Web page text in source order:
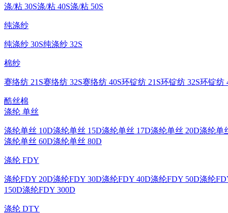
涤/粘 30S涤/粘 40S涤/粘 50S
纯涤纱
纯涤纱 30S纯涤纱 32S
棉纱
赛络纺 21S赛络纺 32S赛络纺 40S环锭纺 21S环锭纺 32S环锭纺
酷丝棉
涤纶 单丝
涤纶单丝 10D涤纶单丝 15D涤纶单丝 17D涤纶单丝 20D涤纶单
涤纶单丝 60D涤纶单丝 80D
涤纶 FDY
涤纶FDY 20D涤纶FDY 30D涤纶FDY 40D涤纶FDY 50D涤纶
150D涤纶FDY 300D
涤纶 DTY